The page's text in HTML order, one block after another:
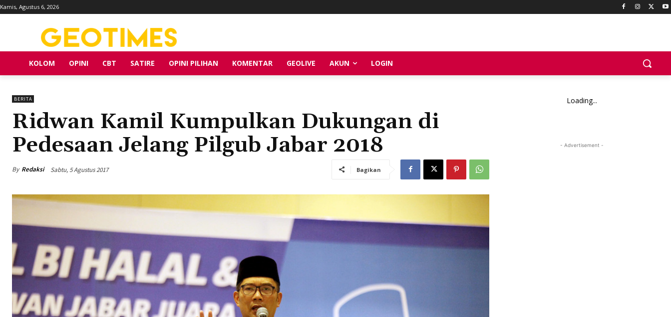
Kamis, Agustus 6, 2026
KOLOM OPINI CBT SATIRE OPINI PILIHAN KOMENTAR GEOLIVE AKUN LOGIN
BERITA
Ridwan Kamil Kumpulkan Dukungan di
Pedesaan Jelang Pilgub Jabar 2018
By Redaksi Sabtu, 5 Agustus 2017 Bagikan
Loading...
- Advertisement -